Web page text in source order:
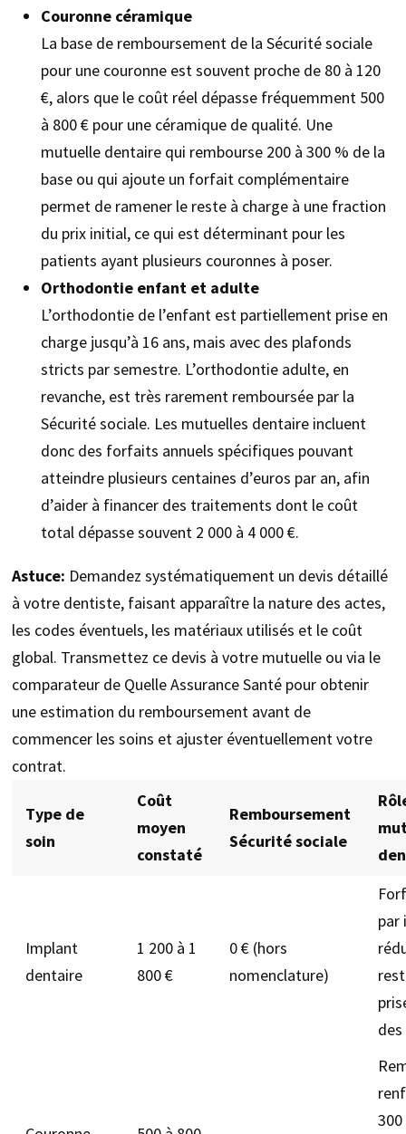
Couronne céramique
La base de remboursement de la Sécurité sociale
pour une couronne est souvent proche de 80 à 120
€, alors que le coût réel dépasse fréquemment 500
à 800 € pour une céramique de qualité. Une
mutuelle dentaire qui rembourse 200 à 300 % de la
base ou qui ajoute un forfait complémentaire
permet de ramener le reste à charge à une fraction
du prix initial, ce qui est déterminant pour les
patients ayant plusieurs couronnes à poser.
Orthodontie enfant et adulte
L’orthodontie de l’enfant est partiellement prise en
charge jusqu’à 16 ans, mais avec des plafonds
stricts par semestre. L’orthodontie adulte, en
revanche, est très rarement remboursée par la
Sécurité sociale. Les mutuelles dentaire incluent
donc des forfaits annuels spécifiques pouvant
atteindre plusieurs centaines d’euros par an, afin
d’aider à financer des traitements dont le coût
total dépasse souvent 2 000 à 4 000 €.
Astuce: Demandez systématiquement un devis détaillé
à votre dentiste, faisant apparaître la nature des actes,
les codes éventuels, les matériaux utilisés et le coût
global. Transmettez ce devis à votre mutuelle ou via le
comparateur de Quelle Assurance Santé pour obtenir
une estimation du remboursement avant de
commencer les soins et ajuster éventuellement votre
contrat.
Type de
soin
Coût
moyen
constaté
Remboursement
Sécurité sociale
Implant
dentaire
1 200 à 1
800 €
0 € (hors
nomenclature)
par